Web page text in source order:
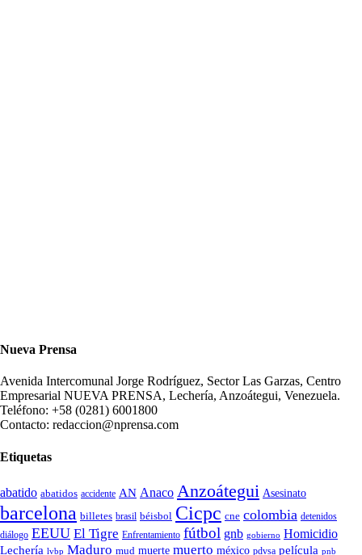
Nueva Prensa
Avenida Intercomunal Jorge Rodríguez, Sector Las Garzas, Centro
Empresarial NUEVA PRENSA, Lechería, Anzoátegui, Venezuela.
Teléfono: +58 (0281) 6001800
Contacto: redaccion@nprensa.com
Etiquetas
abatido abatidos accidente AN Anaco Anzoátegui Asesinato
barcelona billetes brasil béisbol Cicpc cne colombia detenidos
diálogo EEUU El Tigre Enfrentamiento fútbol gnb gobierno Homicidio
Lechería lvbp Maduro mud muerte muerto méxico pdvsa película pnb